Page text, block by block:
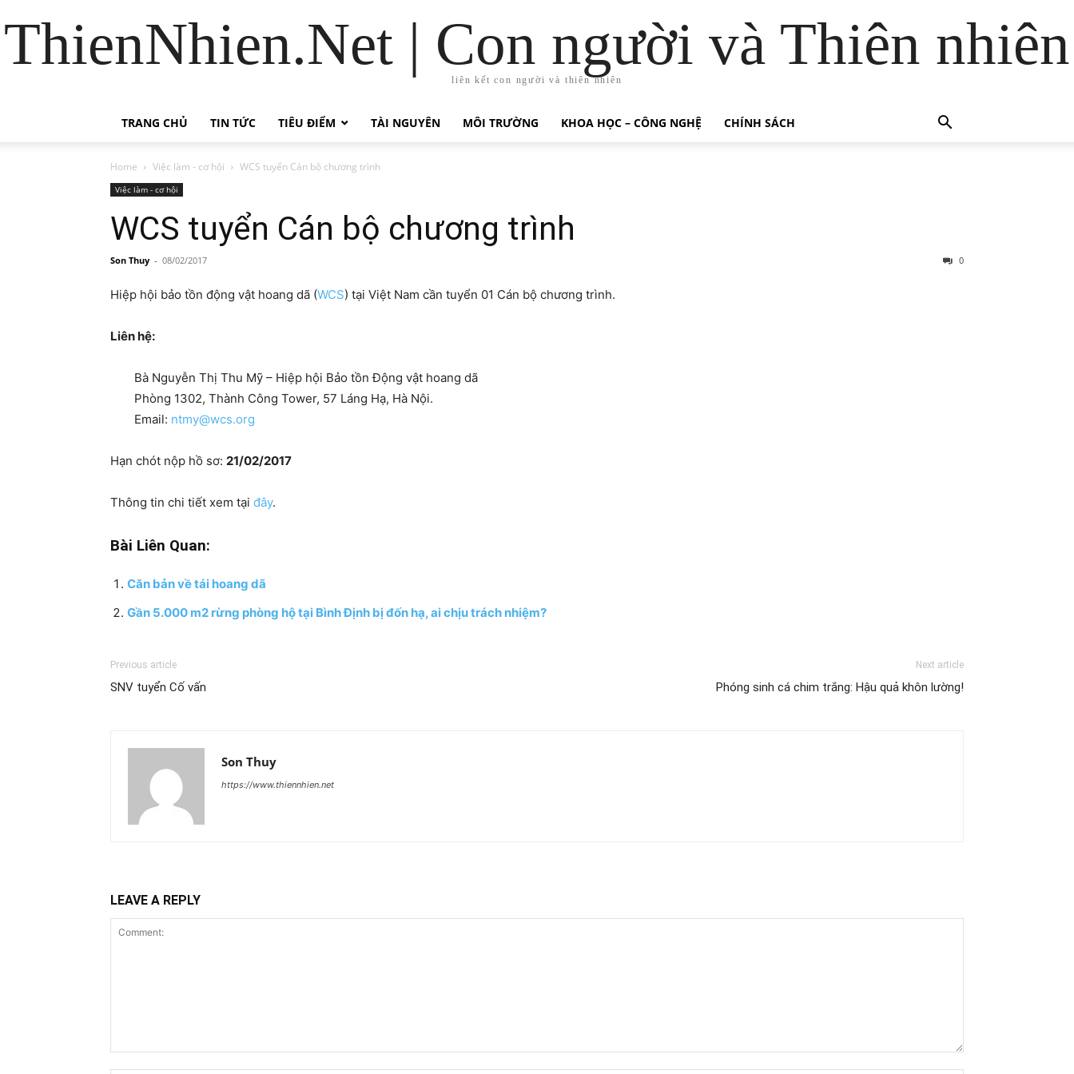
ThienNhien.Net | Con người và Thiên nhiên
liên kết con người và thiên nhiên
TRANG CHỦ TIN TỨC TIÊU ĐIỂM TÀI NGUYÊN MÔI TRƯỜNG KHOA HỌC – CÔNG NGHỆ CHÍNH SÁCH
Home Việc làm - cơ hội WCS tuyển Cán bộ chương trình
Việc làm - cơ hội
WCS tuyển Cán bộ chương trình
Son Thuy - 08/02/2017 0
Hiệp hội bảo tồn động vật hoang dã (WCS) tại Việt Nam cần tuyển 01 Cán bộ chương trình.
Liên hệ:
Bà Nguyễn Thị Thu Mỹ – Hiệp hội Bảo tồn Động vật hoang dã
Phòng 1302, Thành Công Tower, 57 Láng Hạ, Hà Nội.
Email: ntmy@wcs.org
Hạn chót nộp hồ sơ: 21/02/2017
Thông tin chi tiết xem tại đây.
Bài Liên Quan:
Căn bản về tái hoang dã
Gần 5.000 m2 rừng phòng hộ tại Bình Định bị đốn hạ, ai chịu trách nhiệm?
Previous article
SNV tuyển Cố vấn
Next article
Phóng sinh cá chim trắng: Hậu quả khôn lường!
Son Thuy
https://www.thiennhien.net
LEAVE A REPLY